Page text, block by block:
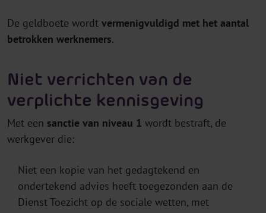
De geldboete wordt vermenigvuldigd met het aantal
betrokken werknemers.
Niet verrichten van de
verplichte kennisgeving
Met een sanctie van niveau 1 wordt bestraft, de
werkgever die:
Niet een kopie van het gedagtekend en
ondertekend advies heeft toegezonden aan de
Dienst Toezicht op de sociale wetten, met